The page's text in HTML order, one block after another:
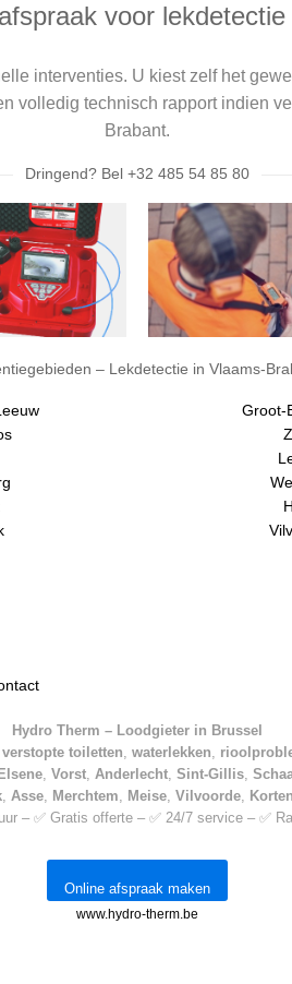
voor
interventies. U kiest zelf het
volledig technisch rapport indien
Brabant.
Dringend? Bel +32 485 54 85 80
– Lekdetectie in Vlaams-
Groot-
Hydro Therm – Loodgieter in Brussel
verstopte toiletten, waterlekken,
Elsene, Vorst, Anderlecht, Sint-Gillis,
, Asse, Merchtem, Meise, Vilvoorde,
– ✅ Gratis offerte – ✅ 24/7 service – ✅
Online afspraak maken
www.hydro-therm.be